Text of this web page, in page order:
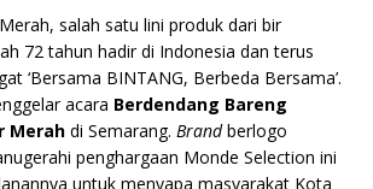
salah satu lini produk dari bir
72 tahun hadir di Indonesia dan terus
‘Bersama BINTANG, Berbeda Bersama’.
acara Berdendang Bareng
Merah di Semarang. Brandberlogo
penghargaan Monde Selection ini
untuk menyapa masyarakat Kota